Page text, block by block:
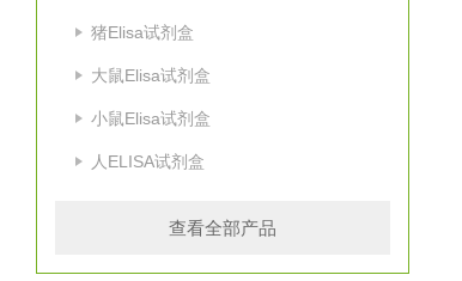
猪Elisa试剂盒
大鼠Elisa试剂盒
小鼠Elisa试剂盒
人ELISA试剂盒
查看全部产品